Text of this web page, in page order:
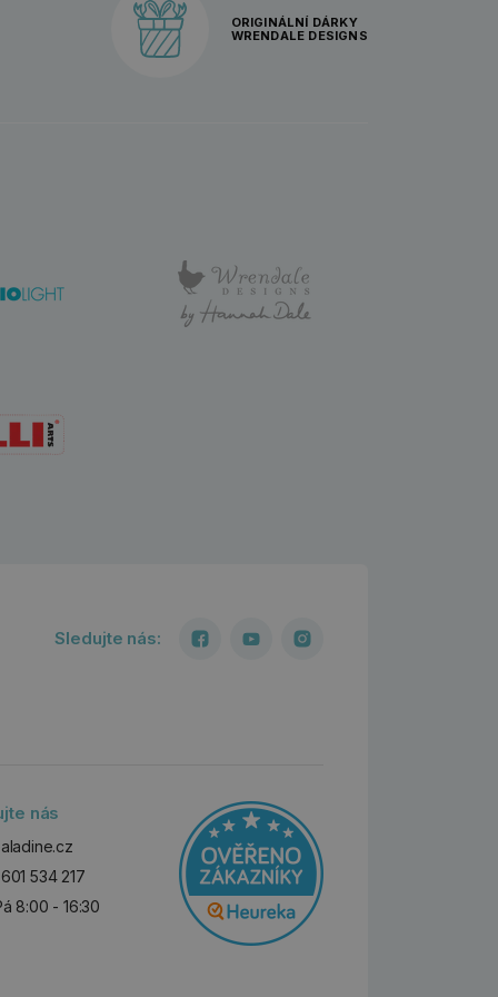
ORIGINÁLNÍ DÁRKY
WRENDALE DESIGNS
Sledujte nás:
nás
534 217
8:00 - 16:30